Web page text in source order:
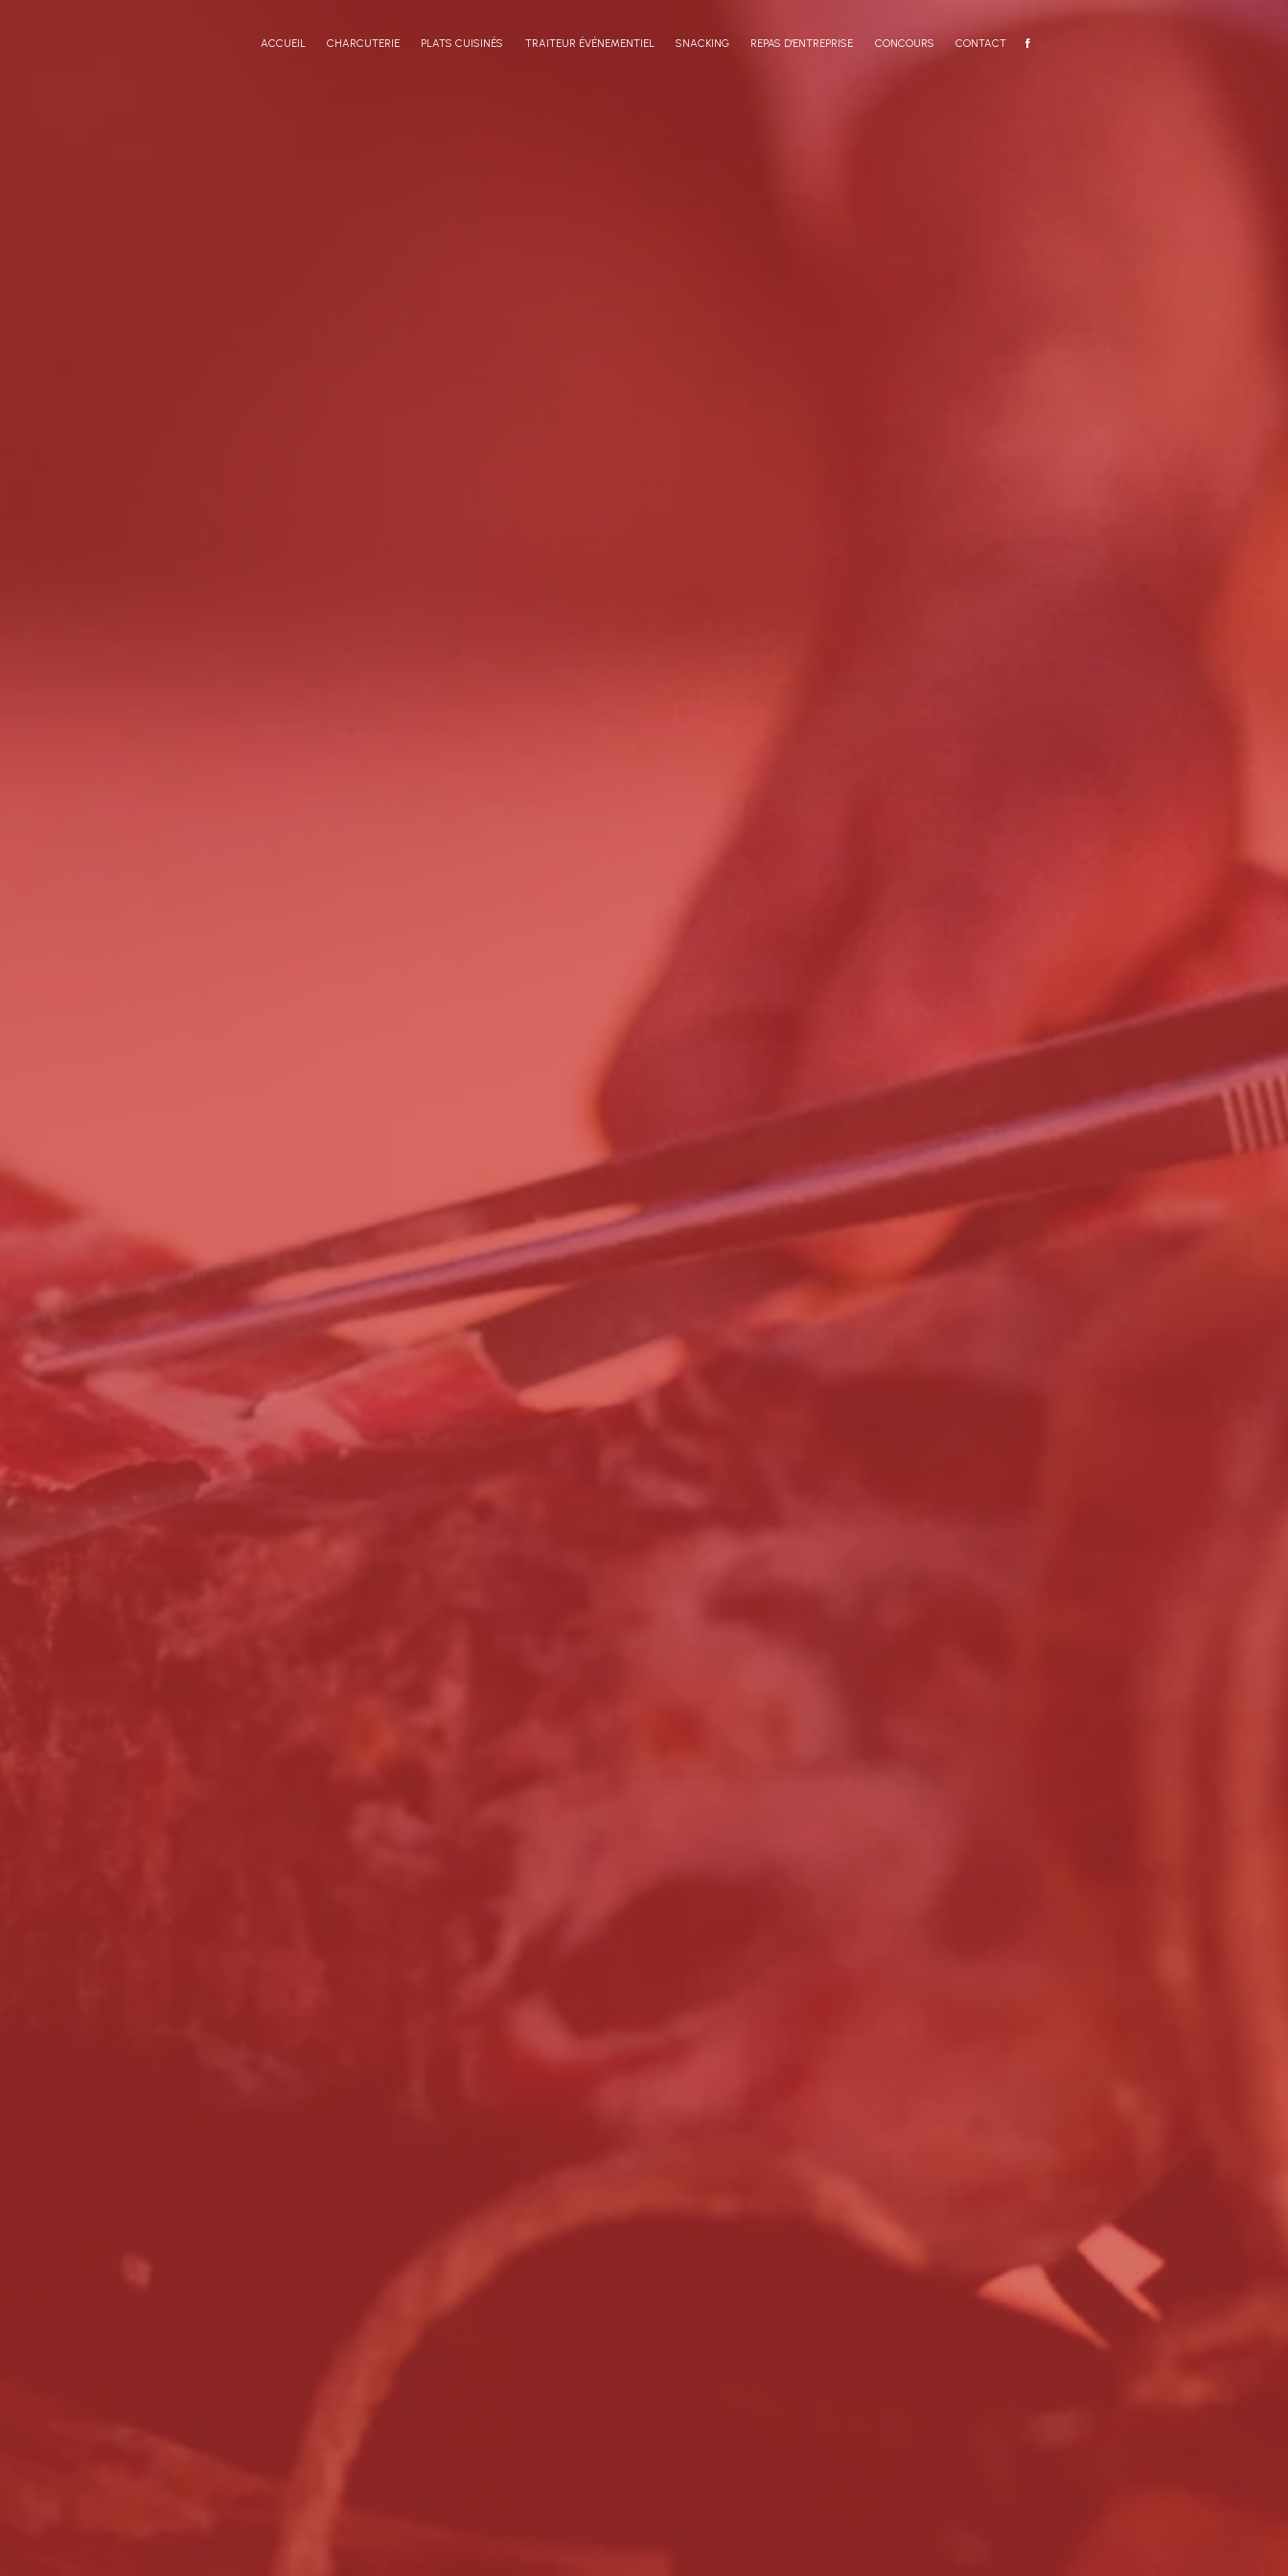
ACCUEIL CHARCUTERIE PLATS CUISINÉS TRAITEUR ÉVÉNEMENTIEL SNACKING REPAS D'ENTREPRISE CONCOURS CONTACT